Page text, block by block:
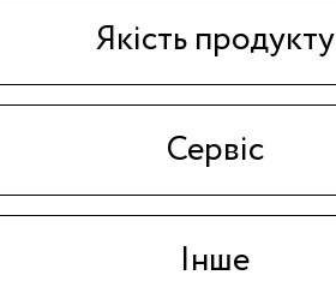
Якість продукту
Сервіс
Інше